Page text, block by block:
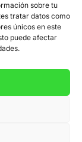
sobre tu
tratar datos como
únicos en este
puede afectar
obtén un